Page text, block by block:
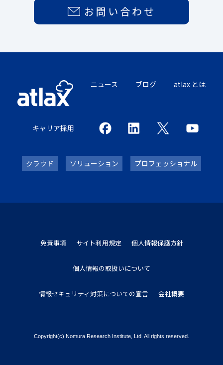
お問い合わせ
ニュース ブログ atlax とは
キャリア採用
クラウド ソリューション プロフェッショナル
Copyright(c) Nomura Research Institute, Ltd. All rights reserved.
免責事項 サイト利用規定 個人情報保護方針
個人情報の取扱いについて
情報セキュリティ対策についての宣言 会社概要